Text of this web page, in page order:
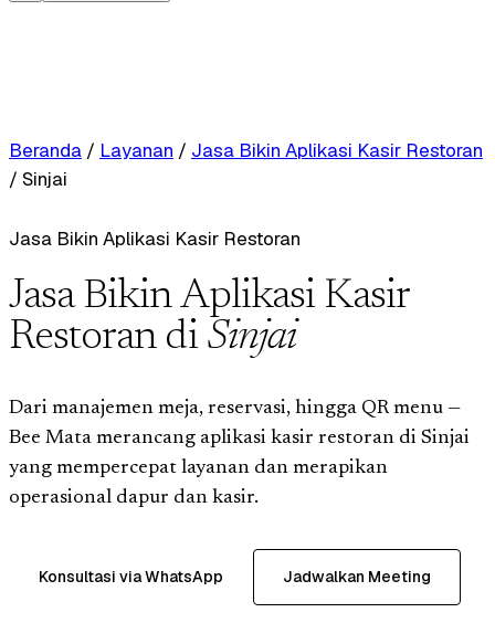
Beranda / Layanan / Jasa Bikin Aplikasi Kasir Restoran
/ Sinjai
Jasa Bikin Aplikasi Kasir Restoran
Jasa Bikin Aplikasi Kasir
Restoran di Sinjai
Dari manajemen meja, reservasi, hingga QR menu —
Bee Mata merancang aplikasi kasir restoran di Sinjai
yang mempercepat layanan dan merapikan
operasional dapur dan kasir.
Konsultasi via WhatsApp Jadwalkan Meeting